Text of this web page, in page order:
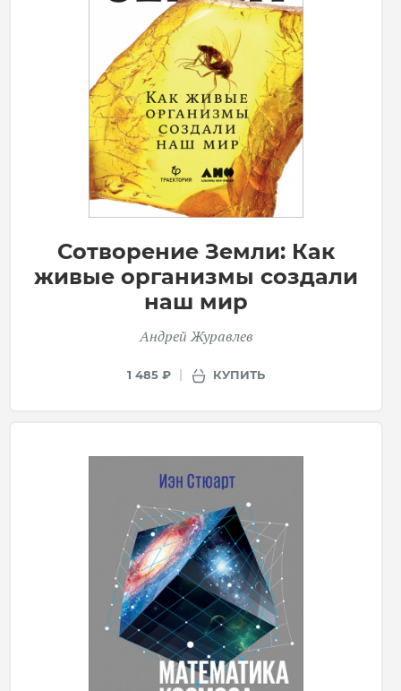
Сотворение Земли: Как
живые организмы создали
наш мир
Андрей Журавлев
1 485 ₽ КУПИТЬ